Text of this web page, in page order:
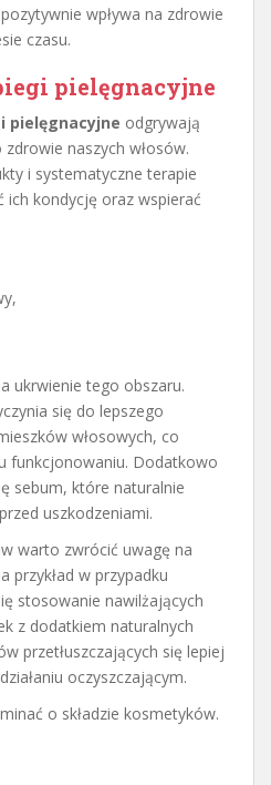
wpływa na zdrowie
czasu.
pielęgnacyjne
pielęgnacyjne odgrywają
naszych włosów.
i systematyczne terapie
kondycję oraz wspierać
ukrwienie tego obszaru.
się do lepszego
włosowych, co
funkcjonowaniu. Dodatkowo
sebum, które naturalnie
uszkodzeniami.
warto zwrócić uwagę na
przykład w przypadku
stosowanie nawilżających
z dodatkiem naturalnych
przetłuszczających się lepiej
oczyszczającym.
o składzie kosmetyków.